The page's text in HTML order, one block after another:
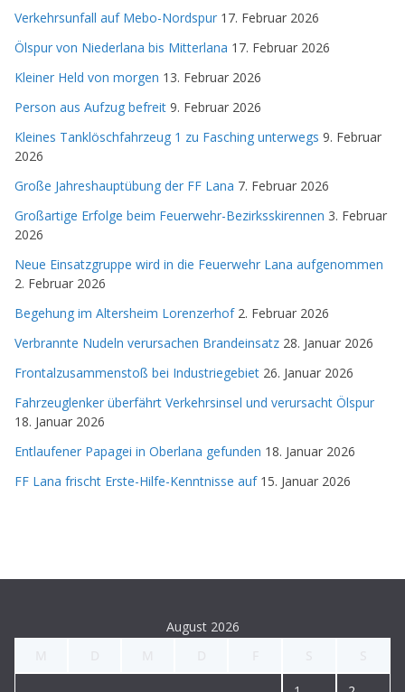
Verkehrsunfall auf Mebo-Nordspur 17. Februar 2026
Ölspur von Niederlana bis Mitterlana 17. Februar 2026
Kleiner Held von morgen 13. Februar 2026
Person aus Aufzug befreit 9. Februar 2026
Kleines Tanklöschfahrzeug 1 zu Fasching unterwegs 9. Februar
2026
Große Jahreshauptübung der FF Lana 7. Februar 2026
Großartige Erfolge beim Feuerwehr-Bezirksskirennen 3. Februar
2026
Neue Einsatzgruppe wird in die Feuerwehr Lana aufgenommen
2. Februar 2026
Begehung im Altersheim Lorenzerhof 2. Februar 2026
Verbrannte Nudeln verursachen Brandeinsatz 28. Januar 2026
Frontalzusammenstoß bei Industriegebiet 26. Januar 2026
Fahrzeuglenker überfährt Verkehrsinsel und verursacht Ölspur
18. Januar 2026
Entlaufener Papagei in Oberlana gefunden 18. Januar 2026
FF Lana frischt Erste-Hilfe-Kenntnisse auf 15. Januar 2026
August 2026